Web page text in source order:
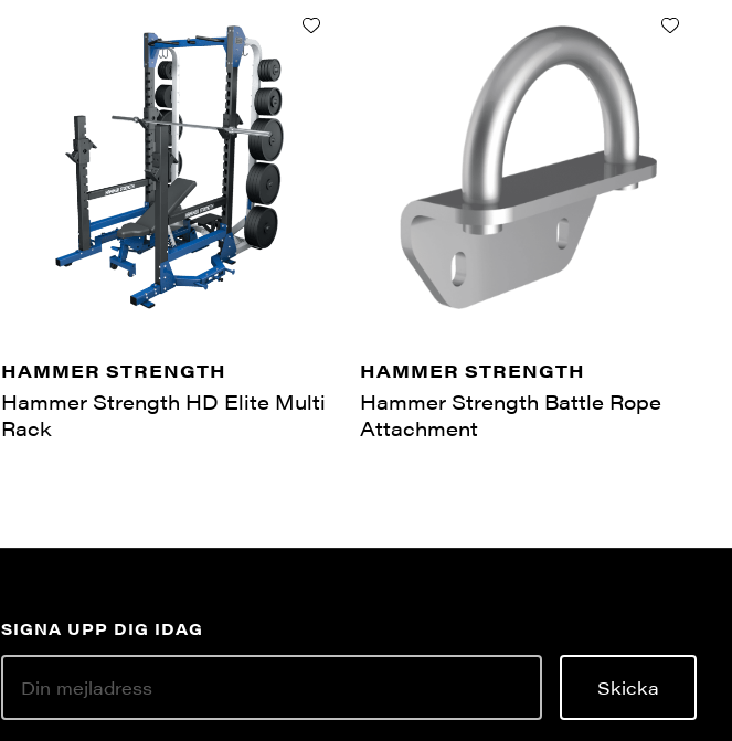
HAMMER STRENGTH
Hammer Strength HD Elite Multi
Rack
HAMMER STRENGTH
Hammer Strength Battle Rope
Attachment
SIGNA UPP DIG IDAG
Skicka